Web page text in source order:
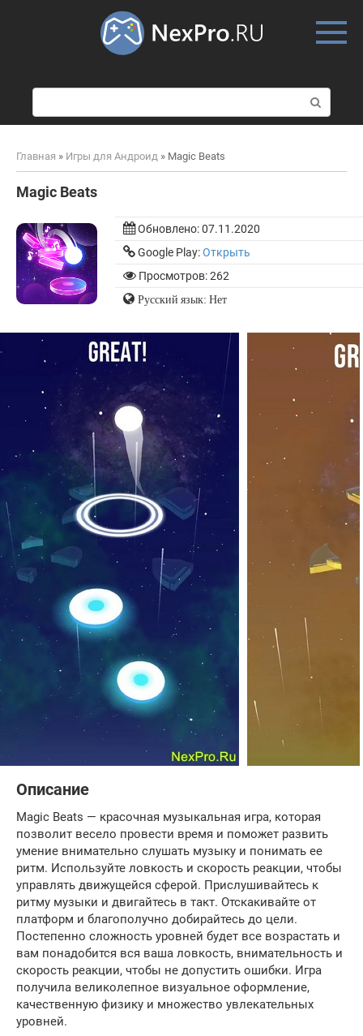
о
и
к
Главная » Игры для Андроид » Magic Beats
Magic Beats
Обновлено:07.11.2020
Google Play:Открыть
Просмотров: 262
Русский язык: Нет
Описание
Magic Beats — красочная музыкальная игра, которая
позволит весело провести время и поможет развить
умение внимательно слушать музыку и понимать ее
ритм. Используйте ловкость и скорость реакции, чтобы
управлять движущейся сферой. Прислушивайтесь к
ритму музыки и двигайтесь в такт. Отскакивайте от
платформ и благополучно добирайтесь до цели.
Постепенно сложность уровней будет все возрастать и
вам понадобится вся ваша ловкость, внимательность и
скорость реакции, чтобы не допустить ошибки. Игра
получила великолепное визуальное оформление,
качественную физику и множество увлекательных
уровней.